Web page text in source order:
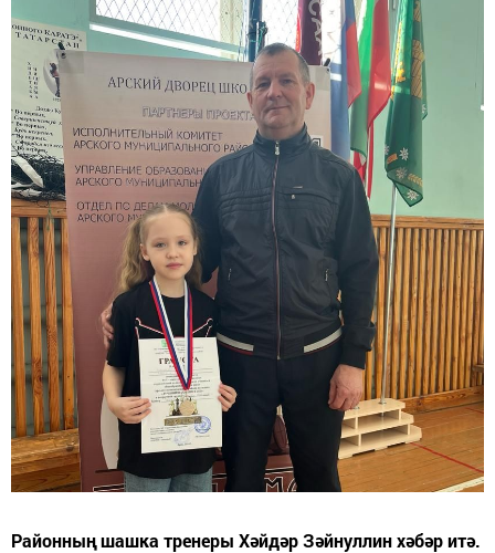
Районның шашка тренеры Хәйдәр Зәйнуллин хәбәр итә.